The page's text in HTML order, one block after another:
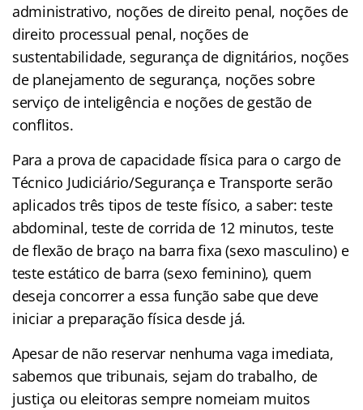
administrativo, noções de direito penal, noções de
direito processual penal, noções de
sustentabilidade, segurança de dignitários, noções
de planejamento de segurança, noções sobre
serviço de inteligência e noções de gestão de
conflitos.
Para a prova de capacidade física para o cargo de
Técnico Judiciário/Segurança e Transporte serão
aplicados três tipos de teste físico, a saber: teste
abdominal, teste de corrida de 12 minutos, teste
de flexão de braço na barra fixa (sexo masculino) e
teste estático de barra (sexo feminino), quem
deseja concorrer a essa função sabe que deve
iniciar a preparação física desde já.
Apesar de não reservar nenhuma vaga imediata,
sabemos que tribunais, sejam do trabalho, de
justiça ou eleitoras sempre nomeiam muitos